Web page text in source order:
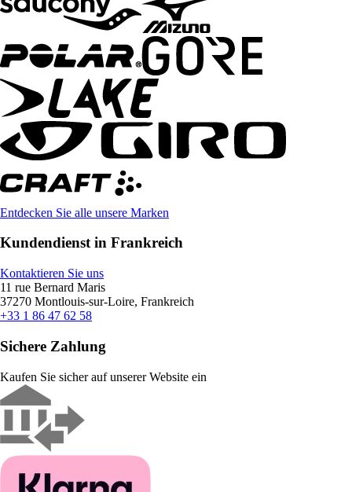
Entdecken Sie alle unsere Marken
Kundendienst in Frankreich
Kontaktieren Sie uns
11 rue Bernard Maris
37270 Montlouis-sur-Loire, Frankreich
+33 1 86 47 62 58
Sichere Zahlung
Kaufen Sie sicher auf unserer Website ein